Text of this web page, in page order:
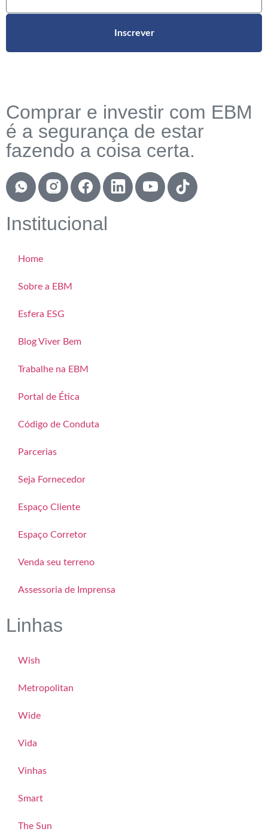
Inscrever
Comprar e investir com EBM
é a segurança de estar
fazendo a coisa certa.
Institucional
Home
Sobre a EBM
Esfera ESG
Blog Viver Bem
Trabalhe na EBM
Portal de Ética
Código de Conduta
Parcerias
Seja Fornecedor
Espaço Cliente
Espaço Corretor
Venda seu terreno
Assessoria de Imprensa
Linhas
Wish
Metropolitan
Wide
Vida
Vinhas
Smart
The Sun